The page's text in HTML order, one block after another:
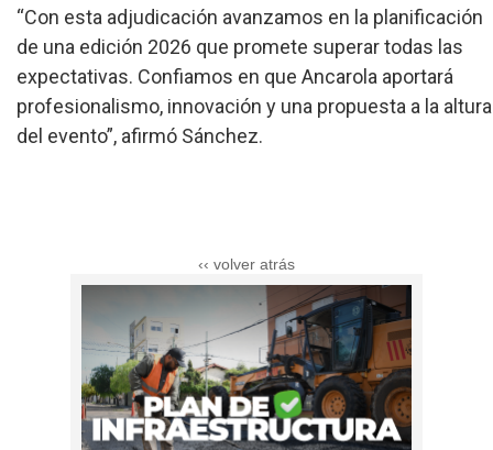
“Con esta adjudicación avanzamos en la planificación
de una edición 2026 que promete superar todas las
expectativas. Confiamos en que Ancarola aportará
profesionalismo, innovación y una propuesta a la altura
del evento”, afirmó Sánchez.
‹‹ volver atrás